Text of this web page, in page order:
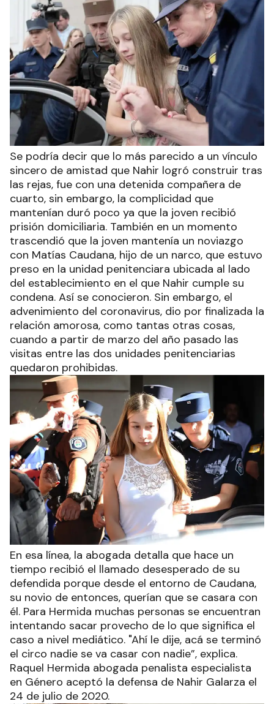
Se podría decir que lo más parecido a un vínculo
sincero de amistad que Nahir logró construir tras
las rejas, fue con una detenida compañera de
cuarto, sin embargo, la complicidad que
mantenían duró poco ya que la joven recibió
prisión domiciliaria. También en un momento
trascendió que la joven mantenía un noviazgo
con Matías Caudana, hijo de un narco, que estuvo
preso en la unidad penitenciara ubicada al lado
del establecimiento en el que Nahir cumple su
condena. Así se conocieron. Sin embargo, el
advenimiento del coronavirus, dio por finalizada la
relación amorosa, como tantas otras cosas,
cuando a partir de marzo del año pasado las
visitas entre las dos unidades penitenciarias
quedaron prohibidas.
En esa línea, la abogada detalla que hace un
tiempo recibió el llamado desesperado de su
defendida porque desde el entorno de Caudana,
su novio de entonces, querían que se casara con
él. Para Hermida muchas personas se encuentran
intentando sacar provecho de lo que significa el
caso a nivel mediático. "Ahí le dije, acá se terminó
el circo nadie se va casar con nadie”, explica.
Raquel Hermida abogada penalista especialista
en Género aceptó la defensa de Nahir Galarza el
24 de julio de 2020.